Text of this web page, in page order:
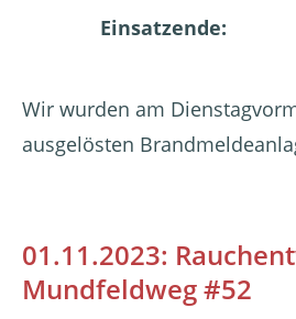
Einsatzende:
Wir wurden am
ausgelösten
01.11.2023:
Mundfeldweg #52